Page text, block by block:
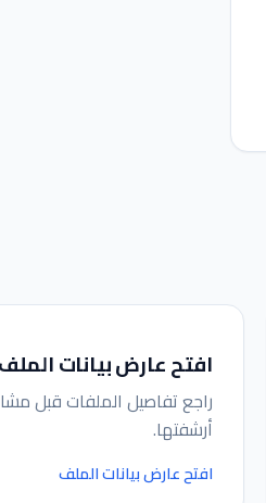
افتح عارض بيانات الملف
راجع تفاصيل الملفات قبل
أرشفتها.
افتح عارض بيانات الملف